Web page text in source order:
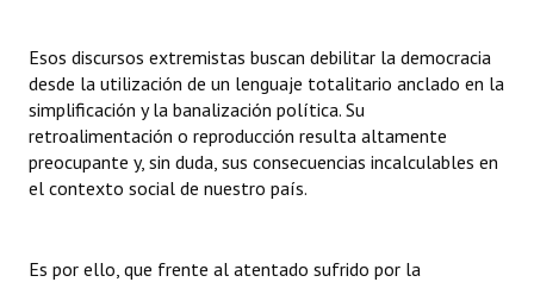
Datos Históricos
Premio al Mérito - Registro
Audiencias Públicas - Registro
Periodistas Decanos - Registro
Esos discursos extremistas buscan debilitar la democracia
desde la utilización de un lenguaje totalitario anclado en la
simplificación y la banalización política. Su
retroalimentación o reproducción resulta altamente
preocupante y, sin duda, sus consecuencias incalculables en
el contexto social de nuestro país.
Es por ello, que frente al atentado sufrido por la